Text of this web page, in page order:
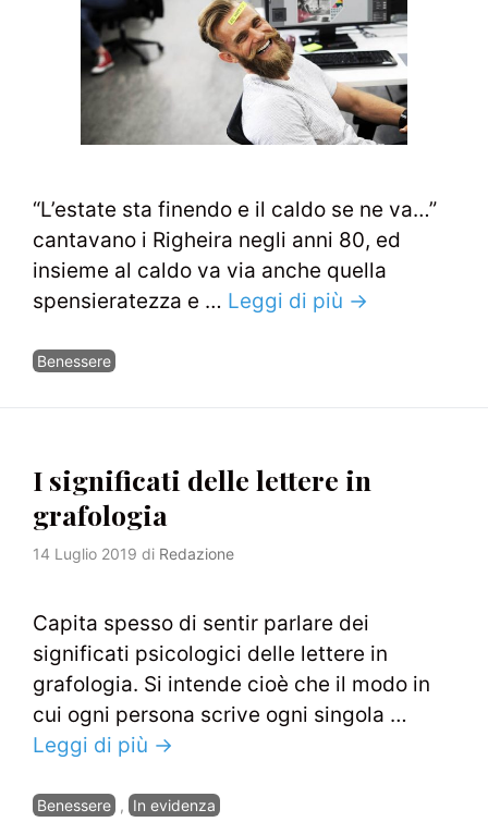
“L’estate sta finendo e il caldo se ne va…”
cantavano i Righeira negli anni 80, ed
insieme al caldo va via anche quella
spensieratezza e … Leggi di più →
Categorie
Benessere
I significati delle lettere in
grafologia
14 Luglio 2019 di Redazione
Capita spesso di sentir parlare dei
significati psicologici delle lettere in
grafologia. Si intende cioè che il modo in
cui ogni persona scrive ogni singola …
Leggi di più →
Categorie
Benessere , In evidenza